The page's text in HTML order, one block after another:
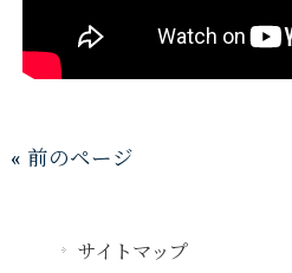
« 前のページ
サイトマップ